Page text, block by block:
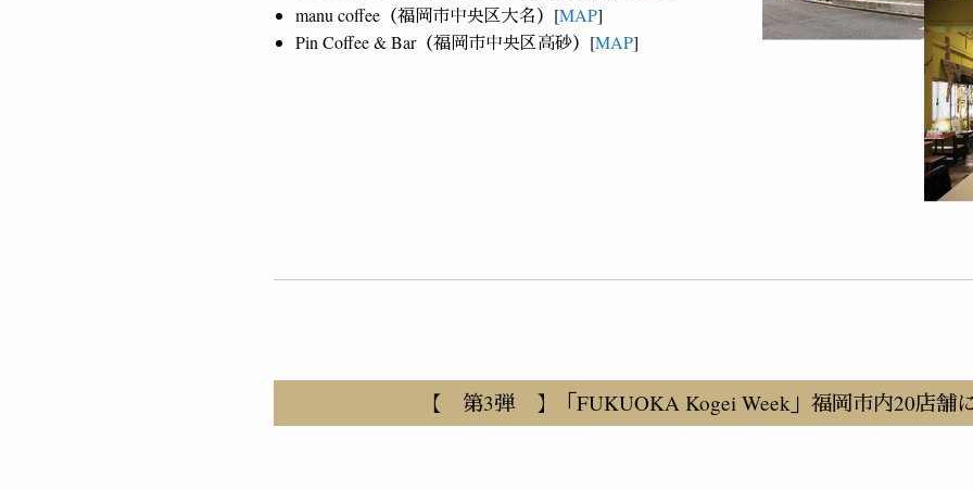
manu coffee（福岡市中央区大名）[MAP]
Pin Coffee & Bar（福岡市中央区高砂）[MAP]
【 第3弾 】「FUKUOKA Kogei Week」福岡市内20店舗